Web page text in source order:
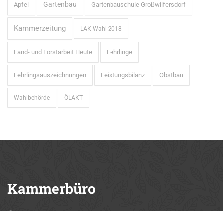
Apfel Gartenbau Gartenbauschule Großwilfersdorf
Kammerzeitung LAK-Wahl 2018
Land- und Forstarbeit Heute Lehrlinge
Lehrlingsauszeichnungen Leistungsbilanz Obstbau
Wahlbehörde ÖLAKT
Kammerbüro